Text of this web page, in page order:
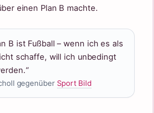
einen Plan B machte.
B ist Fußball – wenn ich es als
schaffe, will ich unbedingt
gegenüber Sport Bild